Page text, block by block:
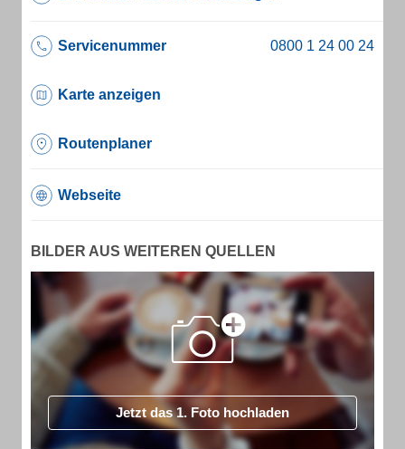
Servicenummer
Karte anzeigen
Routenplaner
Webseite
BILDER AUS WEITEREN QUELLEN
Jetzt das 1. Foto hochladen